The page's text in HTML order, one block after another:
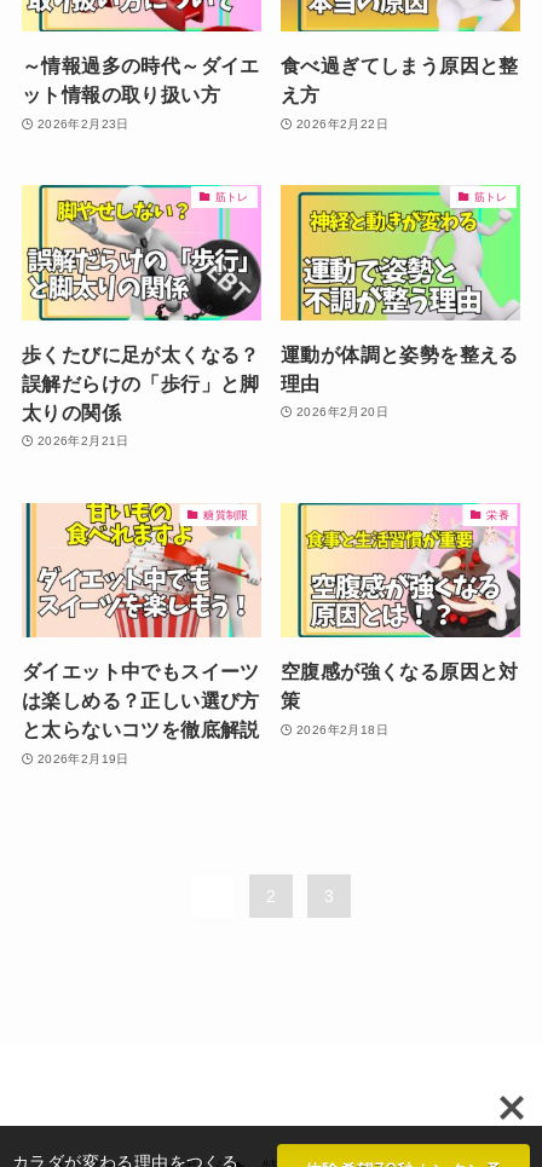
～情報過多の時代～ダイエ
ット情報の取り扱い方
2026年2月23日
食べ過ぎてしまう原因と整
え方
2026年2月22日
筋トレ
歩くたびに足が太くなる？
誤解だらけの「歩行」と脚
太りの関係
2026年2月21日
筋トレ
運動が体調と姿勢を整える
理由
2026年2月20日
糖質制限
ダイエット中でもスイーツ
は楽しめる？正しい選び方
と太らないコツを徹底解説
2026年2月19日
栄養
空腹感が強くなる原因と対
策
2026年2月18日
2 3
カラダが変わる理由をつくる